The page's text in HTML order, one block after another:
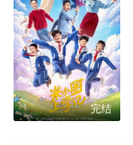
完结